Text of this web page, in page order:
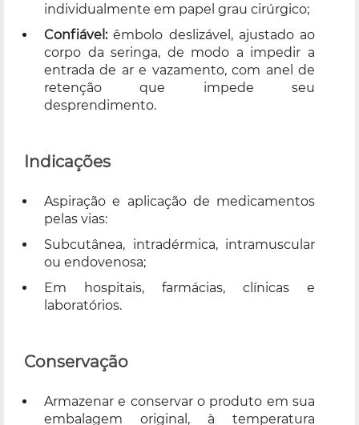
individualmente em papel grau cirúrgico;
Confiável:êmbolo deslizável, ajustado ao
corpo da seringa, de modo a impedir a
entrada de ar e vazamento, com anel de
retenção que impede seu
desprendimento.
Indicações
Aspiração e aplicação de medicamentos
pelas vias:
Subcutânea, intradérmica, intramuscular
ou endovenosa;
Em hospitais, farmácias, clínicas e
laboratórios.
Conservação
Armazenar e conservar o produto em sua
embalagem original, à temperatura